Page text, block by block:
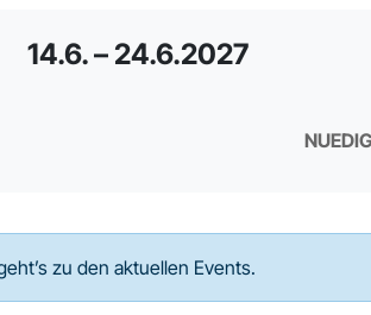
14.6. – 24.6.2027
zu den aktuellen Events.